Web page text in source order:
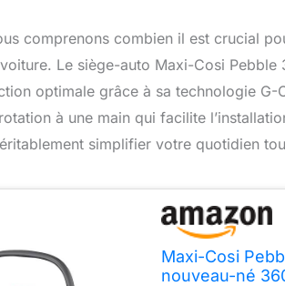
comprenons combien il est crucial
Le siège-auto Maxi-Cosi
optimale grâce à sa technologie
à une main qui facilite
simplifier votre quotidien
Maxi-Cosi
nouveau-né